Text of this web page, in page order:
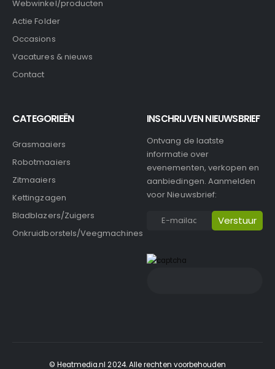
Webwinkel/producten
Actie Folder
Occasions
Vacatures & nieuws
Contact
CATEGORIEËN
Grasmaaiers
Robotmaaiers
Zitmaaiers
Kettingzagen
Bladblazers/Zuigers
Onkruidborstels/Veegmachines
INSCHRIJVEN NIEUWSBRIEF
Ontvang de laatste
informatie over
evenementen, verkopen en
aanbiedingen. Aanmelden
voor Nieuwsbrief:
© Heatmedia.nl 2024. Alle rechten voorbehouden